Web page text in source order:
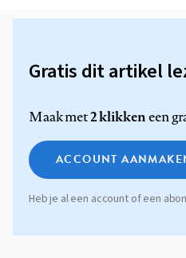
Gratis dit artikel
Maak met2 klikkeneen
ACCOUNT
Heb je al een account of een